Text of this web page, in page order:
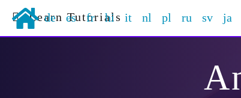
Learn Tutorials
de es fr hi it nl pl ru sv ja